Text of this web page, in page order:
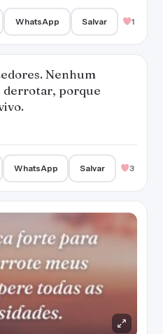
WhatsApp Salvar 1
Nenhum
derrotar, porque
WhatsApp Salvar 3